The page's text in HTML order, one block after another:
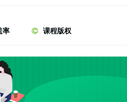
率 课程版权